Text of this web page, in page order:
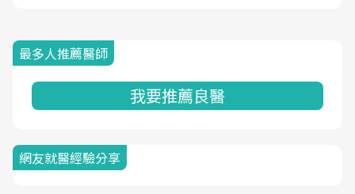
最多人推薦醫師
我要推薦良醫
網友就醫經驗分享